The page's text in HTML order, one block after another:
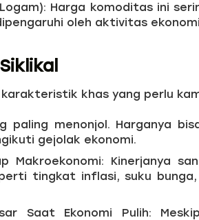
Logam): Harga komoditas ini
oleh aktivitas
khas yang perlu
paling menonjol. Harganya
gejolak ekonomi.
Makroekonomi: Kinerjanya
tingkat inflasi, suku
Saat Ekonomi Pulih: